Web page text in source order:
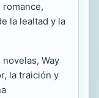
la lealtad y la
novelas, Way
la traición y